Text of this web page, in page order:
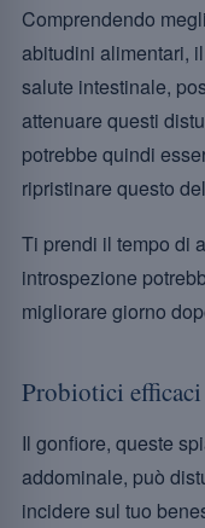
Comprendendo
abitudini alimentari,
salute intestinale,
attenuare questi
potrebbe quindi
ripristinare questo
Ti prendi il tempo di
introspezione
migliorare giorno
Probiotici
Il gonfiore, queste
addominale, può
incidere sul tuo